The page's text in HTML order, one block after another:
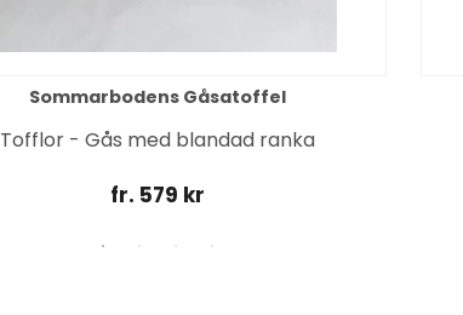
Sommarbodens Gåsatoffel
Tofflor - Gås med blandad ranka
fr. 579 kr